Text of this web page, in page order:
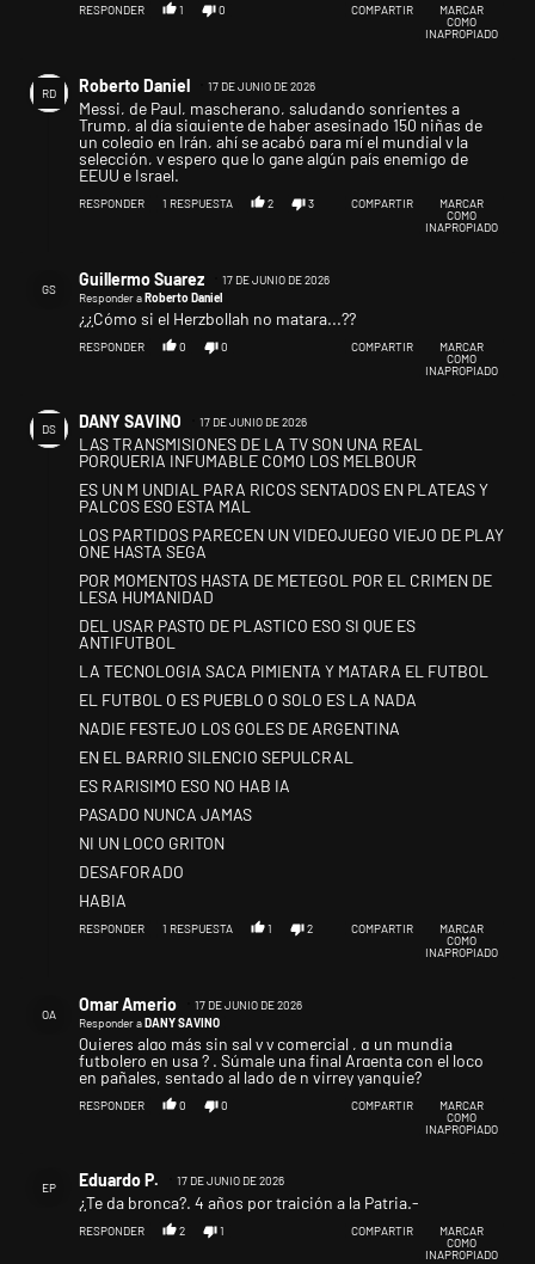
RESPONDER 1 0 COMPARTIR
MARCAR
COMO
INAPROPIADO
Comentario de Roberto Daniel.
RD Roberto Daniel 17 DE JUNIO DE 2026
Messi, de Paul, mascherano, saludando sonrientes a
Trump, al día siguiente de haber asesinado 150 niñas de
un colegio en Irán, ahí se acabó para mí el mundial y la
selección, y espero que lo gane algún país enemigo de
EEUU e Israel.
RESPONDER 1 RESPUESTA 2 3 COMPARTIR
MARCAR
COMO
INAPROPIADO
GS
Guillermo Suarez
17 DE JUNIO DE 2026
Responder aRoberto Daniel
¿¿Cómo si el Herzbollah no matara...??
RESPONDER 0 0 COMPARTIR
MARCAR
COMO
INAPROPIADO
Comentario de DANY SAVINO.
DS DANY SAVINO 17 DE JUNIO DE 2026
LAS TRANSMISIONES DE LA TV SON UNA REAL
PORQUERIA INFUMABLE COMO LOS MELBOUR
ES UN M UNDIAL PARA RICOS SENTADOS EN PLATEAS Y
PALCOS ESO ESTA MAL
LOS PARTIDOS PARECEN UN VIDEOJUEGO VIEJO DE PLAY
ONE HASTA SEGA
POR MOMENTOS HASTA DE METEGOL POR EL CRIMEN DE
LESA HUMANIDAD
DEL USAR PASTO DE PLASTICO ESO SI QUE ES
ANTIFUTBOL
LA TECNOLOGIA SACA PIMIENTA Y MATARA EL FUTBOL
EL FUTBOL O ES PUEBLO O SOLO ES LA NADA
NADIE FESTEJO LOS GOLES DE ARGENTINA
EN EL BARRIO SILENCIO SEPULCRAL
ES RARISIMO ESO NO HAB IA
PASADO NUNCA JAMAS
NI UN LOCO GRITON
DESAFORADO
HABIA
RESPONDER 1 RESPUESTA 1 2 COMPARTIR
MARCAR
COMO
INAPROPIADO
OA
Omar Amerio
17 DE JUNIO DE 2026
Responder aDANY SAVINO
Quieres algo más sin sal y y comercial , q un mundia
futbolero en usa ? . Súmale una final Argenta con el loco
en pañales, sentado al lado de n virrey yanquie?
RESPONDER 0 0 COMPARTIR
MARCAR
COMO
INAPROPIADO
EP Eduardo P. 17 DE JUNIO DE 2026
¿Te da bronca?. 4 años por traición a la Patria.-
RESPONDER 2 1 COMPARTIR
MARCAR
COMO
INAPROPIADO